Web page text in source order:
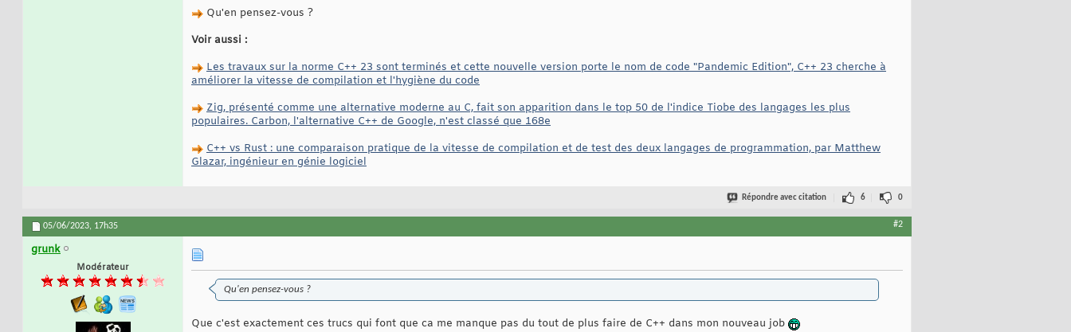
Qu'en pensez-vous ?
Voir aussi :
Les travaux sur la norme C++ 23 sont terminés et cette nouvelle version porte le nom de code "Pandemic Edition", C++ 23 cherche à
améliorer la vitesse de compilation et l'hygiène du code
Zig, présenté comme une alternative moderne au C, fait son apparition dans le top 50 de l'indice Tiobe des langages les plus
populaires. Carbon, l'alternative C++ de Google, n'est classé que 168e
C++ vs Rust : une comparaison pratique de la vitesse de compilation et de test des deux langages de programmation, par Matthew
Glazar, ingénieur en génie logiciel
Répondre avec citation 6 0
05/06/2023, 17h35 #2
grunk
Modérateur
Qu'en pensez-vous ?
Que c'est exactement ces trucs qui font que ca me manque pas du tout de plus faire de C++ dans mon nouveau job